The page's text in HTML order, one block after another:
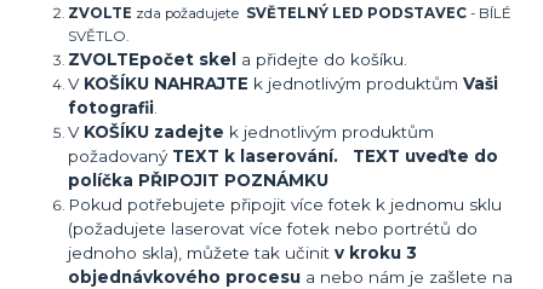
ZVOLTE zda požadujete SVĚTELNÝ LED PODSTAVEC - BÍLÉ
SVĚTLO.
ZVOLTEpočet skel a přidejte do košíku.
V KOŠÍKU NAHRAJTE k jednotlivým produktům Vaši
fotografii
V KOŠÍKU zadejte k jednotlivým produktům
požadovaný TEXT k laserování. TEXT uveďte do
políčka PŘIPOJIT POZNÁMKU
Pokud potřebujete připojit více fotek k jednomu sklu
(požadujete laserovat více fotek nebo portrétů do
jednoho skla), můžete tak učinit v kroku 3
objednávkového procesu a nebo nám je zašlete na